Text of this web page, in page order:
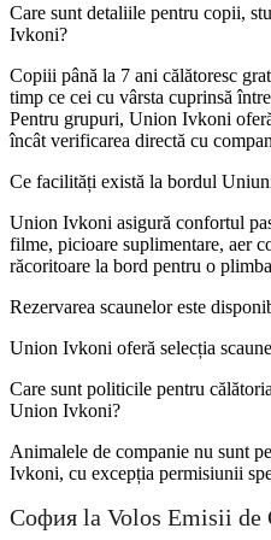
Care sunt detaliile pentru copii,
Ivkoni?
Copiii până la 7 ani călătoresc
timp ce cei cu vârsta cuprinsă
Pentru grupuri, Union Ivkoni
încât verificarea directă cu
Ce facilități există la bordul
Union Ivkoni asigură confortul
filme, picioare suplimentare, aer
răcoritoare la bord pentru o
Rezervarea scaunelor este
Union Ivkoni oferă selecția
Care sunt politicile pentru
Union Ivkoni?
Animalele de companie nu sunt
Ivkoni, cu excepția permisiunii
София la Volos Emisii de